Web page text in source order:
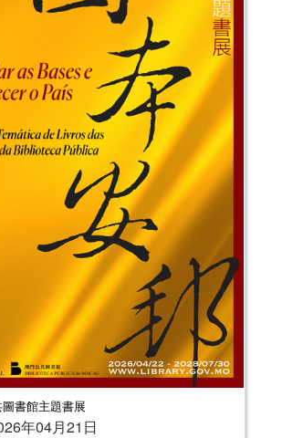
書館主題書展
年04月21日